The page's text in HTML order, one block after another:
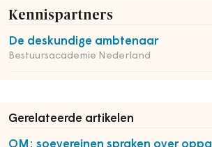
Kennispartners
De deskundige ambtenaar
Bestuursacademie Nederland
Gerelateerde artikelen
OM: soevereinen spraken over